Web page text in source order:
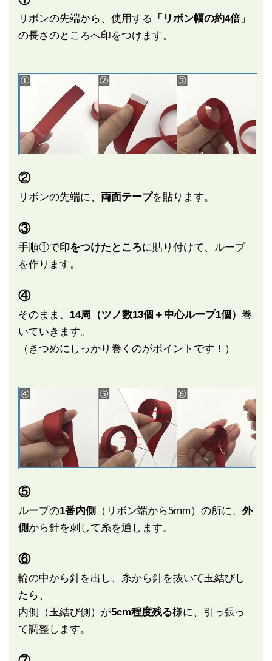
リボンの先端から、使用する
「リボン幅の約4倍」
の長さのところへ印をつけます。
②
リボンの先端に、 両面テープを貼ります。
③
手順①で印をつけたところに貼り付けて、ループ
を作ります。
④
そのまま、 14周（ツノ数13個＋中心ループ1個） 巻
いていきます。
（きつめにしっかり巻くのがポイントです！）
⑤
ループの1番内側 （リボン端から5mm）の所に、 外
側 から針を刺して糸を通します。
⑥
輪の中から針を出し、糸から針を抜いて玉結びし
たら、
内側（玉結び側）が5cm程度残る様に、引っ張っ
て調整します。